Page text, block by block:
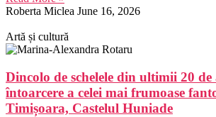
Roberta Miclea June 16, 2026
Artă și cultură
Dincolo de schelele din ultimii 20
întoarcere a celei mai frumoase
Timișoara, Castelul Huniade